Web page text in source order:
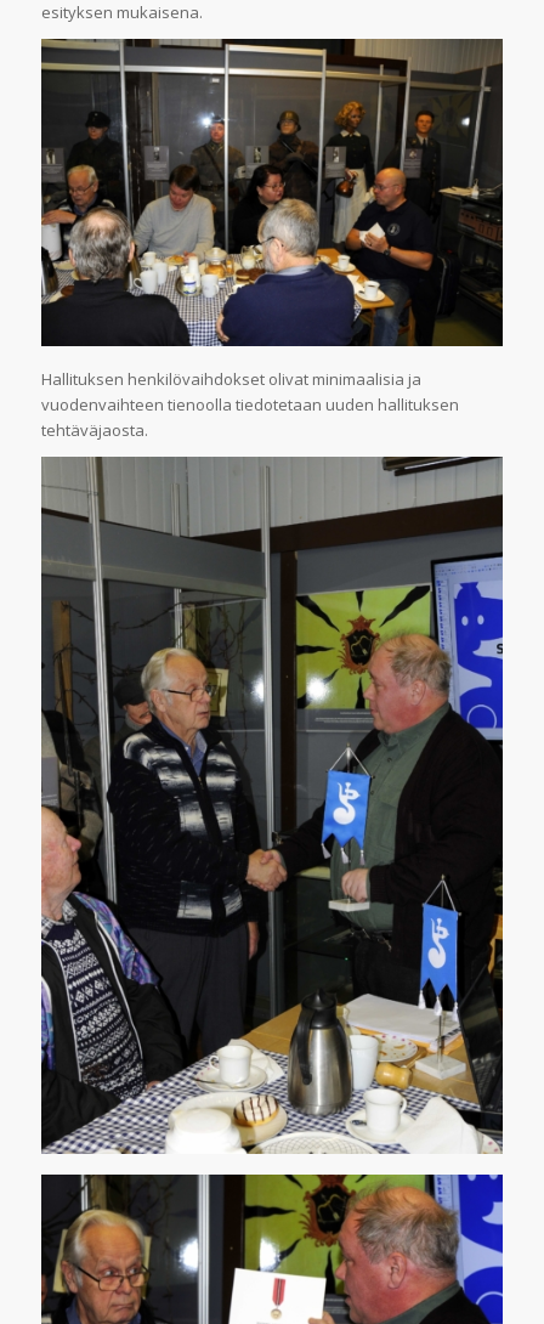
esityksen mukaisena.
Hallituksen henkilövaihdokset olivat minimaalisia ja
vuodenvaihteen tienoolla tiedotetaan uuden hallituksen
tehtäväjaosta.